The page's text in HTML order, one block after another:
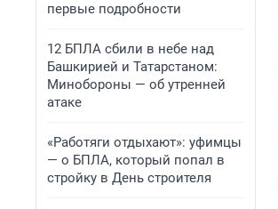
первые подробности
12 БПЛА сбили в небе над
Башкирией и Татарстаном:
Минобороны — об утренней
атаке
«Работяги отдыхают»: уфимцы
— о БПЛА, который попал в
стройку в День строителя